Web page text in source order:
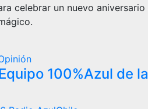
celebrar un nuevo aniversario
100%Azul de la